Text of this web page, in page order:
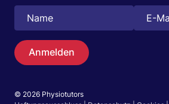
Anmelden
© 2026 Physiotutors